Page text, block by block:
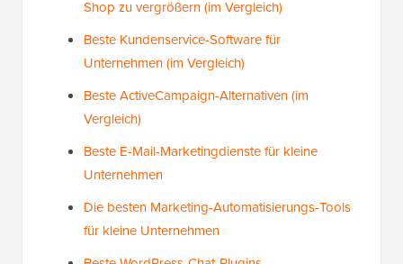
Shop zu vergrößern (im Vergleich)
Beste Kundenservice-Software für
Unternehmen (im Vergleich)
Beste ActiveCampaign-Alternativen (im
Vergleich)
Beste E-Mail-Marketingdienste für kleine
Unternehmen
Die besten Marketing-Automatisierungs-Tools
für kleine Unternehmen